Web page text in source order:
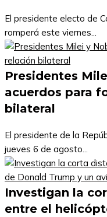
El presidente electo de
romperá este viernes...
Presidentes
acuerdos para
bilateral
El presidente de la
jueves 6 de agosto...
Investigan la
entre el